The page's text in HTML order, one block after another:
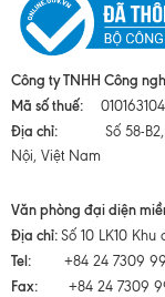
Công ty TNHH Công
Mã số thuế:
Địa chỉ:
Số 58-B2,
Nội, Việt Nam
Văn phòng đại diện
Địa chỉ: Số 10 LK10
Tel: +84 24
Fax: +84 24 7309